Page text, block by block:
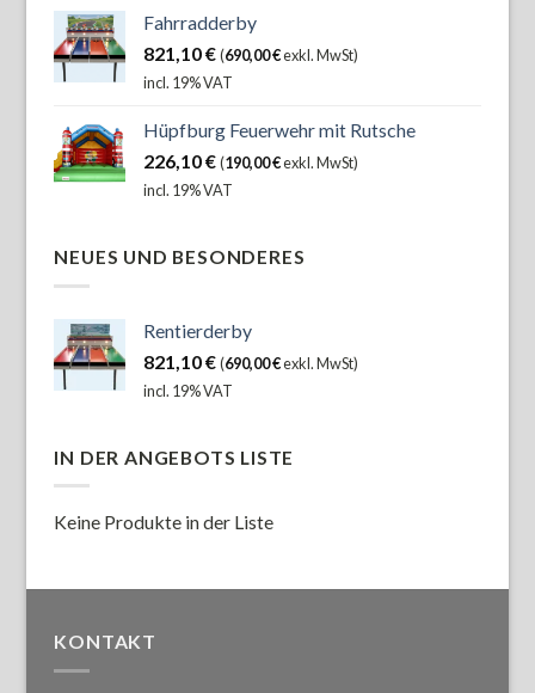
Fahrradderby
821,10€ (690,00€exkl. MwSt)
incl. 19% VAT
Hüpfburg Feuerwehr mit Rutsche
226,10€ (190,00€exkl. MwSt)
incl. 19% VAT
NEUES UND BESONDERES
Rentierderby
821,10€ (690,00€exkl. MwSt)
incl. 19% VAT
IN DER ANGEBOTS LISTE
Keine Produkte in der Liste
KONTAKT